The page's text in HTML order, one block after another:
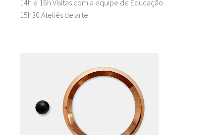
14h e 16h Visitas com a equipe de Educação
15h30 Ateliês de arte